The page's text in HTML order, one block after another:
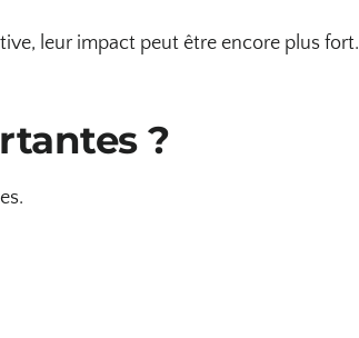
leur impact peut être encore plus fort.
?